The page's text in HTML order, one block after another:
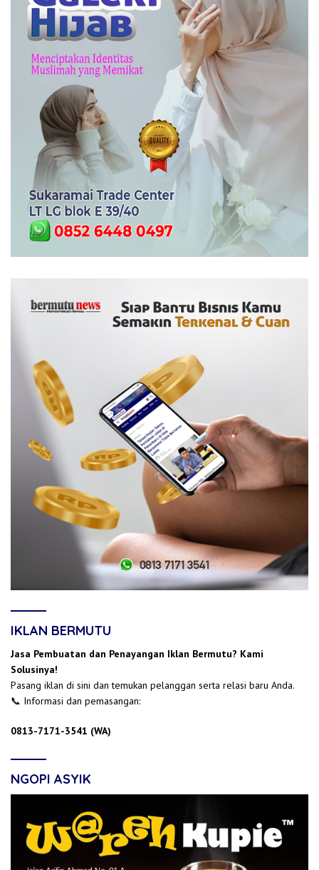
IKLAN BERMUTU
Jasa Pembuatan dan Penayangan Iklan Bermutu? Kami
Solusinya!
Pasang iklan di sini dan temukan pelanggan serta relasi baru Anda.
📞 Informasi dan pemasangan:
0813-7171-3541 (WA)
NGOPI ASYIK